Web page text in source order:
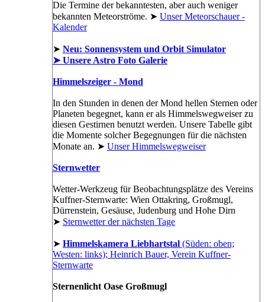
Die Termine der bekanntesten, aber auch weniger
bekannten Meteorströme. ➤ Unser Meteorschauer -
Kalender
➤ Neu: Sonnensystem und Orbit Simulator
➤ Unsere Astro Foto Galerie
Himmelszeiger - Mond
In den Stunden in denen der Mond hellen Sternen oder
Planeten begegnet, kann er als Himmelswegweiser zu
diesen Gestirnen benutzt werden. Unsere Tabelle gibt
die Momente solcher Begegnungen für die nächsten
Monate an. ➤ Unser Himmelswegweiser
Sternwetter
Wetter-Werkzeug für Beobachtungsplätze des Vereins
Kuffner-Sternwarte: Wien Ottakring, Großmugl,
Dürrenstein, Gesäuse, Judenburg und Hohe Dirn
➤ Sternwetter der nächsten Tage
➤ Himmelskamera Liebhartstal (Süden: oben;
Westen: links); Heinrich Bauer, Verein Kuffner-
Sternwarte
Sternenlicht Oase Großmugl